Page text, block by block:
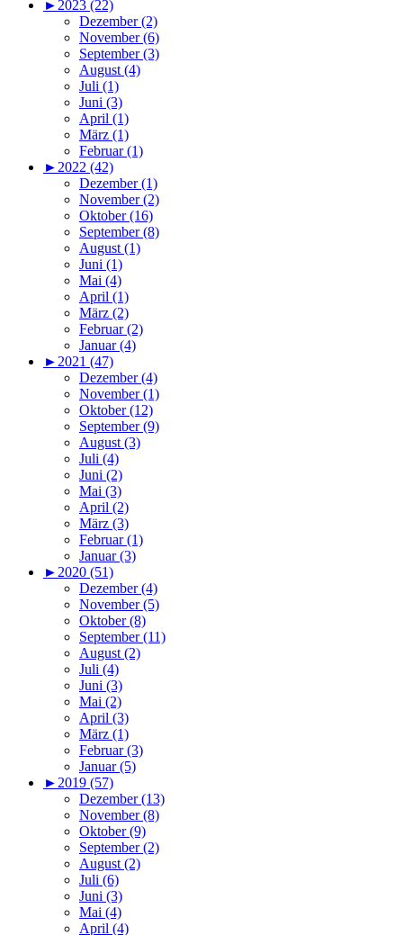
► 2023 (22)
Dezember (2)
November (6)
September (3)
August (4)
Juli (1)
Juni (3)
April (1)
März (1)
Februar (1)
► 2022 (42)
Dezember (1)
November (2)
Oktober (16)
September (8)
August (1)
Juni (1)
Mai (4)
April (1)
März (2)
Februar (2)
Januar (4)
► 2021 (47)
Dezember (4)
November (1)
Oktober (12)
September (9)
August (3)
Juli (4)
Juni (2)
Mai (3)
April (2)
März (3)
Februar (1)
Januar (3)
► 2020 (51)
Dezember (4)
November (5)
Oktober (8)
September (11)
August (2)
Juli (4)
Juni (3)
Mai (2)
April (3)
März (1)
Februar (3)
Januar (5)
► 2019 (57)
Dezember (13)
November (8)
Oktober (9)
September (2)
August (2)
Juli (6)
Juni (3)
Mai (4)
April (4)